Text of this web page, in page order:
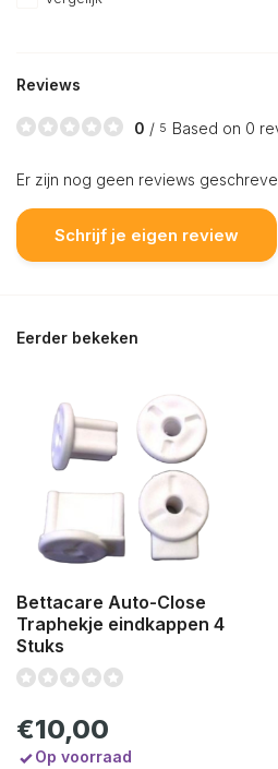
Reviews
0 / 5 Based on 0
Er zijn nog geen reviews
Schrijf je eigen review
Eerder bekeken
Bettacare Auto-Close
Traphekje eindkappen 4
Stuks
€10,00
Op voorraad